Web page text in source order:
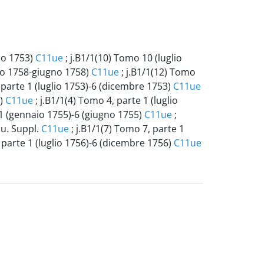
1753) C11ue; j.B1/1(10) Tomo 10 (luglio
1758-giugno 1758) C11ue; j.B1/1(12) Tomo
1 (luglio 1753)-6 (dicembre 1753) C11ue
C11ue; j.B1/1(4) Tomo 4, parte 1 (luglio
1755)-6 (giugno 1755) C11ue;
Suppl. C11ue; j.B1/1(7) Tomo 7, parte 1
1 (luglio 1756)-6 (dicembre 1756) C11ue